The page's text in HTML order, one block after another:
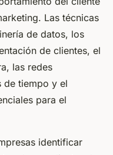
Las técnicas
de datos, los
de clientes, el
las redes
de tiempo y el
para el
identificar